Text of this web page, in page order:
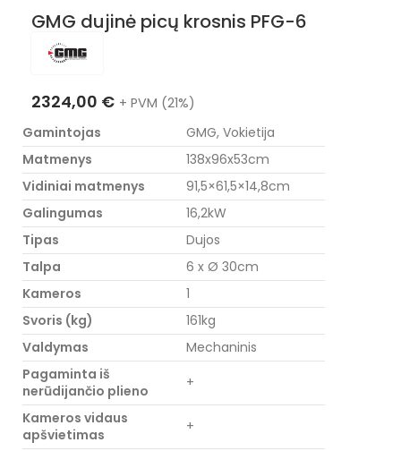
GMG dujinė picų krosnis PFG-6
2324,00 € + PVM (21%)
Gamintojas
GMG, Vokietija
Matmenys
138x96x53cm
Vidiniai matmenys
91,5×61,5×14,8cm
Galingumas
16,2kW
Tipas
Dujos
Talpa
6 x Ø 30cm
Kameros
1
Svoris (kg)
161kg
Valdymas
Mechaninis
Pagaminta iš
nerūdijančio plieno
+
Kameros vidaus
apšvietimas
+